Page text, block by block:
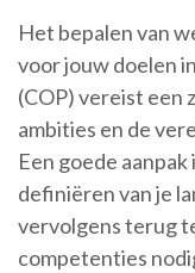
Het bepalen van
voor jouw doelen
(COP) vereist een
ambities en de
Een goede
definiëren van je
vervolgens terug
competenties